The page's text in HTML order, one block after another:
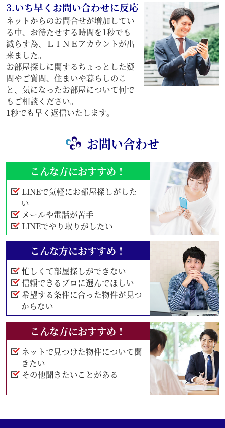
3.いち早くお問い合わせに反応
ネットからのお問合せが増加してい
る中、お待たせする時間を1秒でも
減らす為、ＬＩＮＥアカウントが出
来ました。
お部屋探しに関するちょっとした疑
問やご質問、住まいや暮らしのこ
と、気になったお部屋について何で
もご相談ください。
1秒でも早く返信いたします。
お問い合わせ
こんな方におすすめ！
LINEで気軽にお部屋探しがした
い
メールや電話が苦手
LINEでやり取りがしたい
こんな方におすすめ！
忙しくて部屋探しができない
信頼できるプロに選んでほしい
希望する条件に合った物件が見つ
からない
こんな方におすすめ！
ネットで見つけた物件について聞
きたい
その他聞きたいことがある